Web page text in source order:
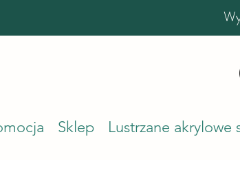
Sklep Lustrzane akrylowe